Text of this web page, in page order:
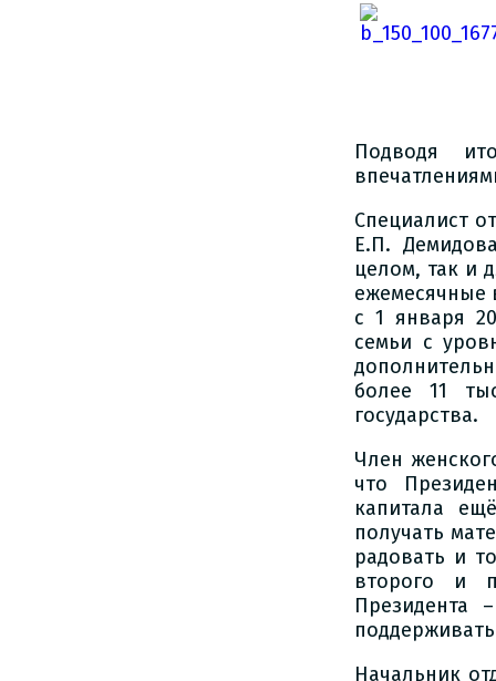
Подводя
Специалист
Е.П.
целом, так и
ежемесячные
с 1 января
семьи с
более 11
государства.
Член
что
капитала
получать
радовать и
второго и
Президента
Начальник